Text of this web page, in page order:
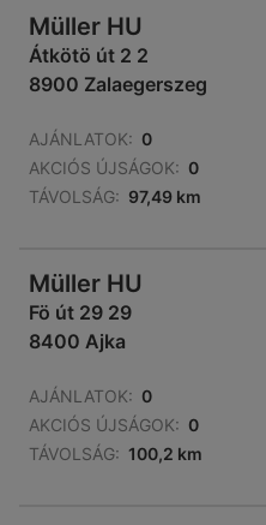
Müller HU
Átkötö út 2 2
8900 Zalaegerszeg
AJÁNLATOK: 0
AKCIÓS ÚJSÁGOK: 0
TÁVOLSÁG: 97,49 km
Müller HU
Fö út 29 29
8400 Ajka
AJÁNLATOK: 0
AKCIÓS ÚJSÁGOK: 0
TÁVOLSÁG: 100,2 km